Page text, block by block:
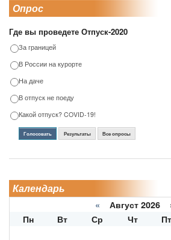
Опрос
Где вы проведете Отпуск-2020
За границей
В России на курорте
На даче
В отпуск не поеду
Какой отпуск? COVID-19!
Голосовать Результаты Все опросы
Календарь
« Август 2026
Пн
Вт Ср Чт Пт